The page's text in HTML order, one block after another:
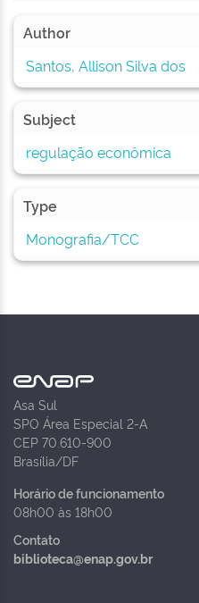
Author
Santos, Allison Silva dos
Subject
regulação econômica
Type
Monografia/TCC
Asa Sul
SPO Área Especial 2-A
CEP 70.610-900
Brasília/DF
Horário de funcionamento
08h00 às 18h00
Contato
biblioteca@enap.gov.br